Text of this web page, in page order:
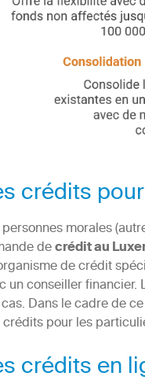
crédits
morales
decrédit au
de crédit
un conseiller financier.
Dans le cadre de
pour les
crédits en